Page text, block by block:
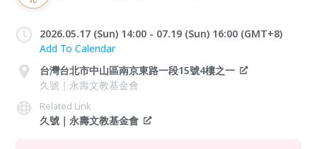
2026.05.17 (Sun) 14:00 - 07.19 (Sun) 16:00 (GMT+8)
Add To Calendar
台灣台北市中山區南京東路一段15號4樓之一
久號｜永壽文教基金會
Related Link
久號｜永壽文教基金會